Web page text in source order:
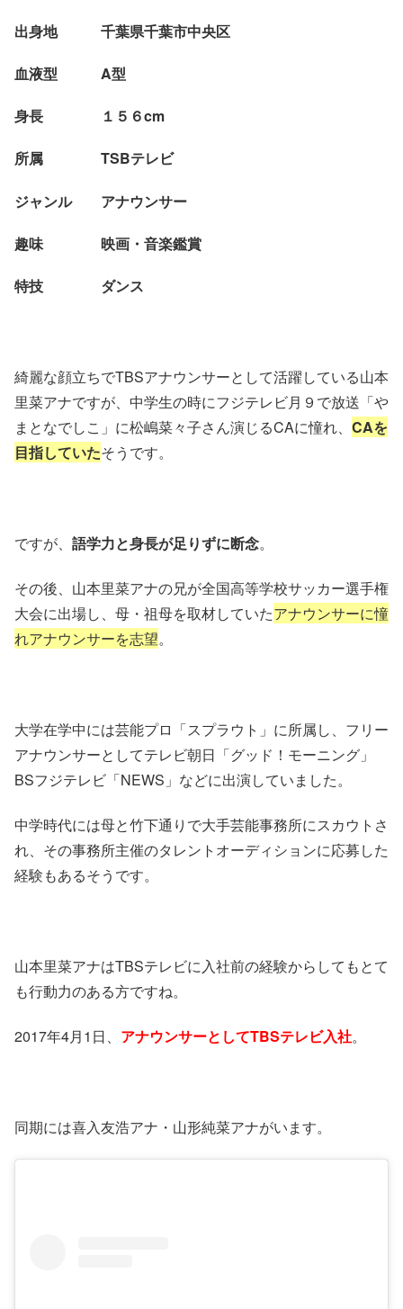
出身地 千葉県千葉市中央区
血液型 A型
身長 １５６cm
所属 TSBテレビ
ジャンル アナウンサー
趣味 映画・音楽鑑賞
特技 ダンス
綺麗な顔立ちでTBSアナウンサーとして活躍している山本
里菜アナですが、中学生の時にフジテレビ月９で放送「や
まとなでしこ」に松嶋菜々子さん演じるCAに憧れ、 CAを
目指していたそうです。
ですが、 語学力と身長が足りずに断念。
その後、山本里菜アナの兄が全国高等学校サッカー選手権
大会に出場し、母・祖母を取材していたアナウンサーに憧
れアナウンサーを志望。
大学在学中には芸能プロ「スプラウト」に所属し、フリー
アナウンサーとしてテレビ朝日「グッド！モーニング」
BSフジテレビ「NEWS」などに出演していました。
中学時代には母と竹下通りで大手芸能事務所にスカウト さ
れ、その事務所主催のタレントオーディションに応募した
経験もあるそうです。
山本里菜アナはTBSテレビに入社前の経験からしてもとて
も行動力のある方ですね。
2017年4月1日、 アナウンサーとしてTBSテレビ入社。
同期には喜入友浩アナ・山形純菜アナがいます。